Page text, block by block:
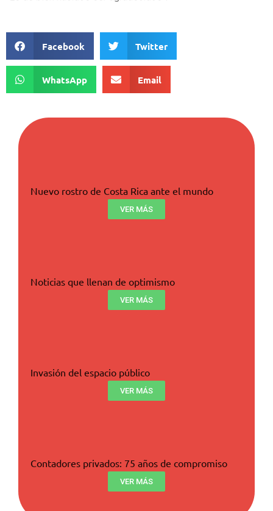
Facebook Twitter
WhatsApp Email
Nuevo rostro de Costa Rica ante el mundo
VER MÁS
Noticias que llenan de optimismo
VER MÁS
Invasión del espacio público
VER MÁS
Contadores privados: 75 años de compromiso
VER MÁS